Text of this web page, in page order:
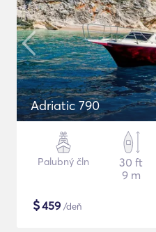
Adriatic 790
Palubný čln
30 ft
9 m
$459 /deň